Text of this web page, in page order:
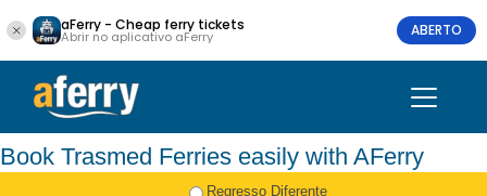
aFerry - Cheap ferry tickets
Abrir no aplicativo aFerry ABERTO
Book Trasmed Ferries easily with AFerry
Regresso Diferente